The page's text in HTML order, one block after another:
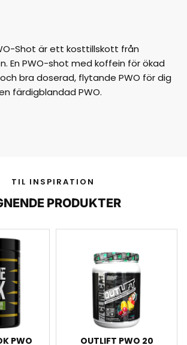
Shot är ett kosttillskott från
En PWO-shot med koffein för ökad
bra doserad, flytande PWO för dig
färdigblandad PWO.
TIL INSPIRATION
PRODUKTER
PWO
OUTLIFT PWO 20